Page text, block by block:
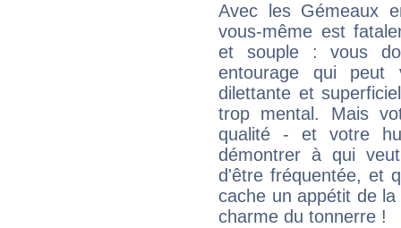
Avec les Gémeaux
vous-même est
et souple : vous
entourage qui
dilettante et
trop mental. Mais
qualité - et votre
démontrer à qui
d'être fréquentée, et
cache un appétit de
charme du tonnerre !